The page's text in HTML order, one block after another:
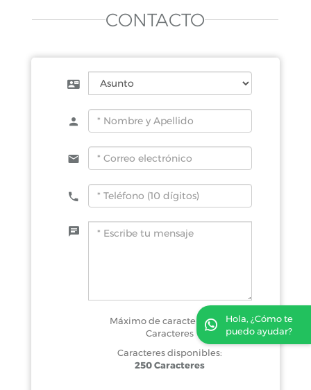
CONTACTO
Máximo de caracteres: 250
Caracteres
Caracteres disponibles:
250 Caracteres
Hola, ¿Cómo te
puedo ayudar?